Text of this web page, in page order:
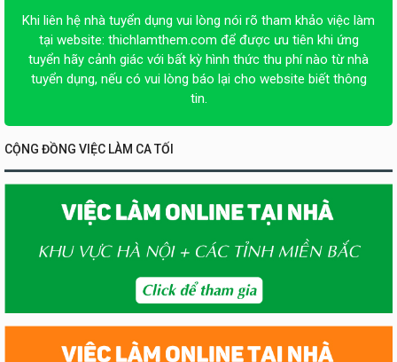
Khi liên hệ nhà tuyển dụng vui lòng nói rõ tham khảo việc làm
tại website: thichlamthem.com để được ưu tiên khi ứng
tuyển hãy cảnh giác với bất kỳ hình thức thu phí nào từ nhà
tuyển dụng, nếu có vui lòng báo lại cho website biết thông
tin.
CỘNG ĐỒNG VIỆC LÀM CA TỐI